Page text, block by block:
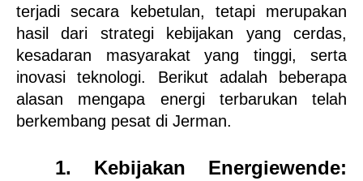
terjadi secara kebetulan, tetapi merupakan
hasil dari strategi kebijakan yang cerdas,
kesadaran masyarakat yang tinggi, serta
inovasi teknologi. Berikut adalah beberapa
alasan mengapa energi terbarukan telah
berkembang pesat di Jerman.
1. Kebijakan Energiewende: